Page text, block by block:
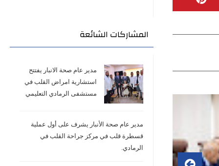
المشاركات الشائعة
مدير عام صحة الانبار يفتتح
استشارية امراض القلب في
مستشفى الرمادي التعليمي
مدير عام صحة الأنبار يشرف على أول عملية
قسطرة قلب في مركز جراحة القلب في
الرمادي.